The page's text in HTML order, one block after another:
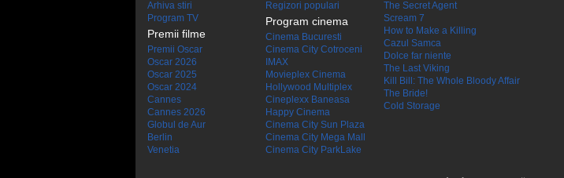
Arhiva stiri
Program TV
Premii filme
Premii Oscar
Oscar 2026
Oscar 2025
Oscar 2024
Cannes
Cannes 2026
Globul de Aur
Berlin
Venetia
Regizori populari
Program cinema
Cinema Bucuresti
Cinema City Cotroceni
IMAX
Movieplex Cinema
Hollywood Multiplex
Cineplexx Baneasa
Happy Cinema
Cinema City Sun Plaza
Cinema City Mega Mall
Cinema City ParkLake
The Secret Agent
Scream 7
How to Make a Killing
Cazul Samca
Dolce far niente
The Last Viking
Kill Bill: The Whole Bloody Affair
The Bride!
Cold Storage